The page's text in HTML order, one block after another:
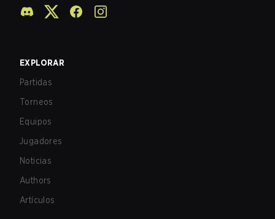
EXPLORAR
Partidas
Torneos
Equipos
Jugadores
Noticias
Authors
Artículos